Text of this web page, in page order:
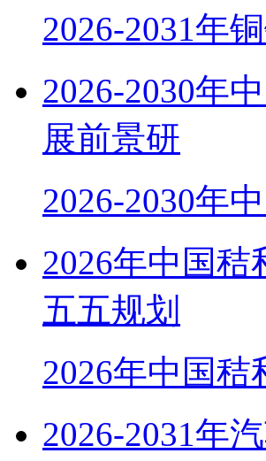
2026-2031年
2026-2030年
展前景研
2026-2030年
2026年中国秸
五五规划
2026年中国秸
2026-2031年